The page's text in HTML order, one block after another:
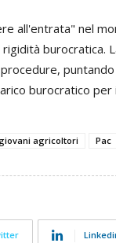
all'entrata" nel
burocratica.
burocratico
agricoltori Pac